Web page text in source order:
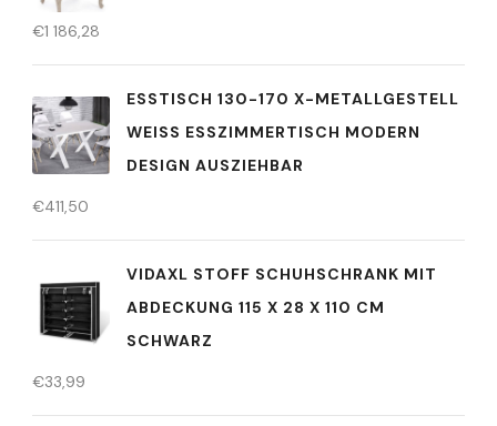
€1 186,28
ESSTISCH 130-170 X-METALLGESTELL
WEISS ESSZIMMERTISCH MODERN D
ESIGN AUSZIEHBAR
€411,50
VIDAXL STOFF SCHUHSCHRANK MIT
ABDECKUNG 115 X 28 X 110 CM
SCHWARZ
€33,99